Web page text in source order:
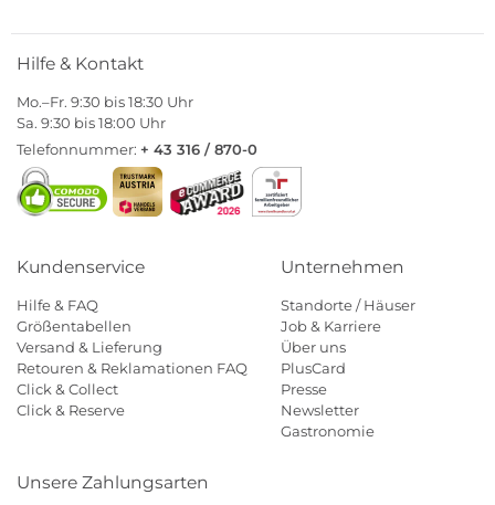
Hilfe & Kontakt
Mo.–Fr. 9:30 bis 18:30 Uhr
Sa. 9:30 bis 18:00 Uhr
Telefonnummer: + 43 316 / 870-0
Kundenservice
Hilfe & FAQ
Größentabellen
Versand & Lieferung
Retouren & Reklamationen FAQ
Click & Collect
Click & Reserve
Unternehmen
Standorte / Häuser
Job & Karriere
Über uns
PlusCard
Presse
Newsletter
Gastronomie
Unsere Zahlungsarten